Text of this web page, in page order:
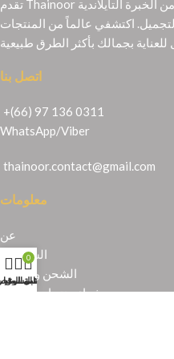
تقدم Thainoor منتجات تجميل أصلية مستوحاة من الخبرة التايلاندية
اكتشفي عالماً من المنتجات
اتصل بنا
+(66) 97 136 0311
WhatsApp/Viber
thainoor.contact@gmail.com
معلومات
عن
الشهادات
الشحن والإرجاع
شراء منتجات تايلندية
قائمة
0
عربة التسوق
حسابي